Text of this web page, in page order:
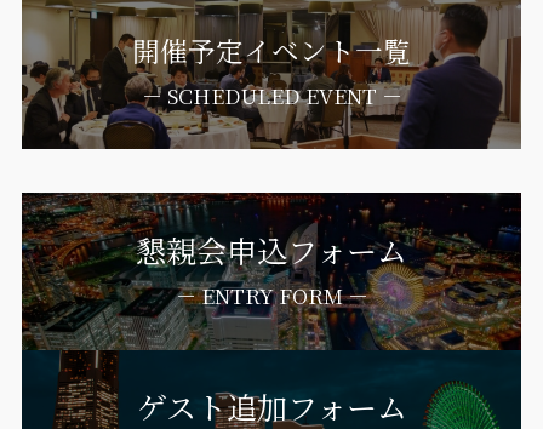
開催予定イベント一覧
－ SCHEDULED EVENT －
懇親会申込フォーム
－ ENTRY FORM －
ゲスト追加フォーム